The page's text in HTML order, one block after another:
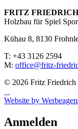
FRITZ FRIED­RICH
Holzbau für Spiel
Kühau 8, 8130
T: +43 3126 2594
M: office@fritz-
© 2026 Fritz Friedrich
Website by
Anmelden